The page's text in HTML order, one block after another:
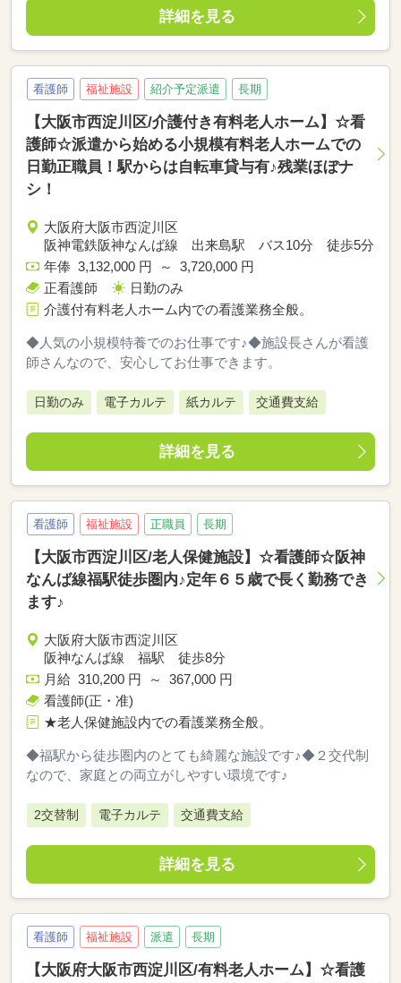
詳細を見る
看護師 福祉施設 紹介予定派遣 長期
【大阪市西淀川区/介護付き有料老人ホーム】☆看
護師☆派遣から始める小規模有料老人ホームでの
日勤正職員！駅からは自転車貸与有♪残業ほぼナ
シ！
大阪府大阪市西淀川区
阪神電鉄阪神なんば線 出来島駅 バス10分 徒歩5分
年俸 3,132,000 円 ～ 3,720,000 円
正看護師
日勤のみ
介護付有料老人ホーム内での看護業務全般。
◆人気の小規模特養でのお仕事です♪◆施設長さんが看護
師さんなので、安心してお仕事できます。
日勤のみ 電子カルテ 紙カルテ 交通費支給
詳細を見る
看護師 福祉施設 正職員 長期
【大阪市西淀川区/老人保健施設】☆看護師☆阪神
なんば線福駅徒歩圏内♪定年６５歳で長く勤務でき
ます♪
大阪府大阪市西淀川区
阪神なんば線 福駅 徒歩8分
月給 310,200 円 ～ 367,000 円
看護師(正・准)
★老人保健施設内での看護業務全般。
◆福駅から徒歩圏内のとても綺麗な施設です♪◆２交代制
なので、家庭との両立がしやすい環境です♪
2交替制 電子カルテ 交通費支給
詳細を見る
看護師 福祉施設 派遣 長期
【大阪府大阪市西淀川区/有料老人ホーム】☆看護